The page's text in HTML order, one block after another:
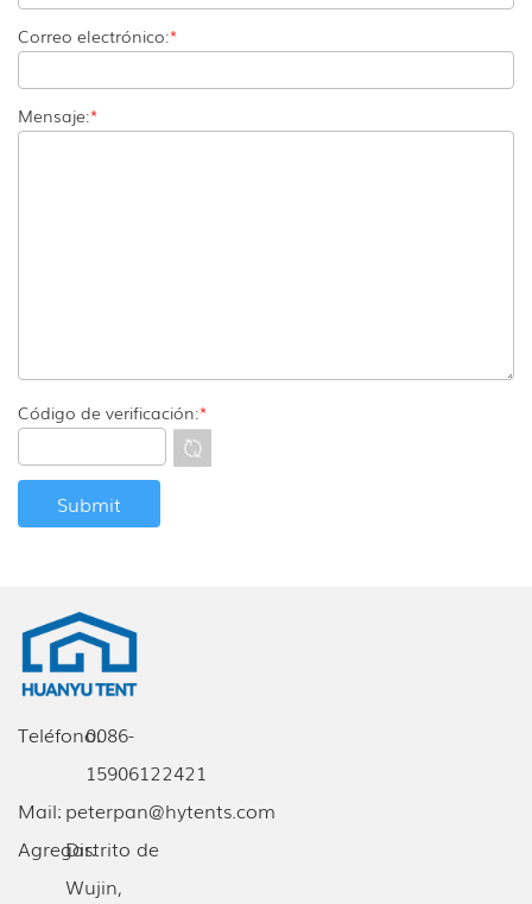
Correo electrónico:*
Mensaje:*
Código de verificación:*
Agregar:Distrito de
Wujin,
Teléfono:0086-
15906122421
Mail: peterpan@hytents.com